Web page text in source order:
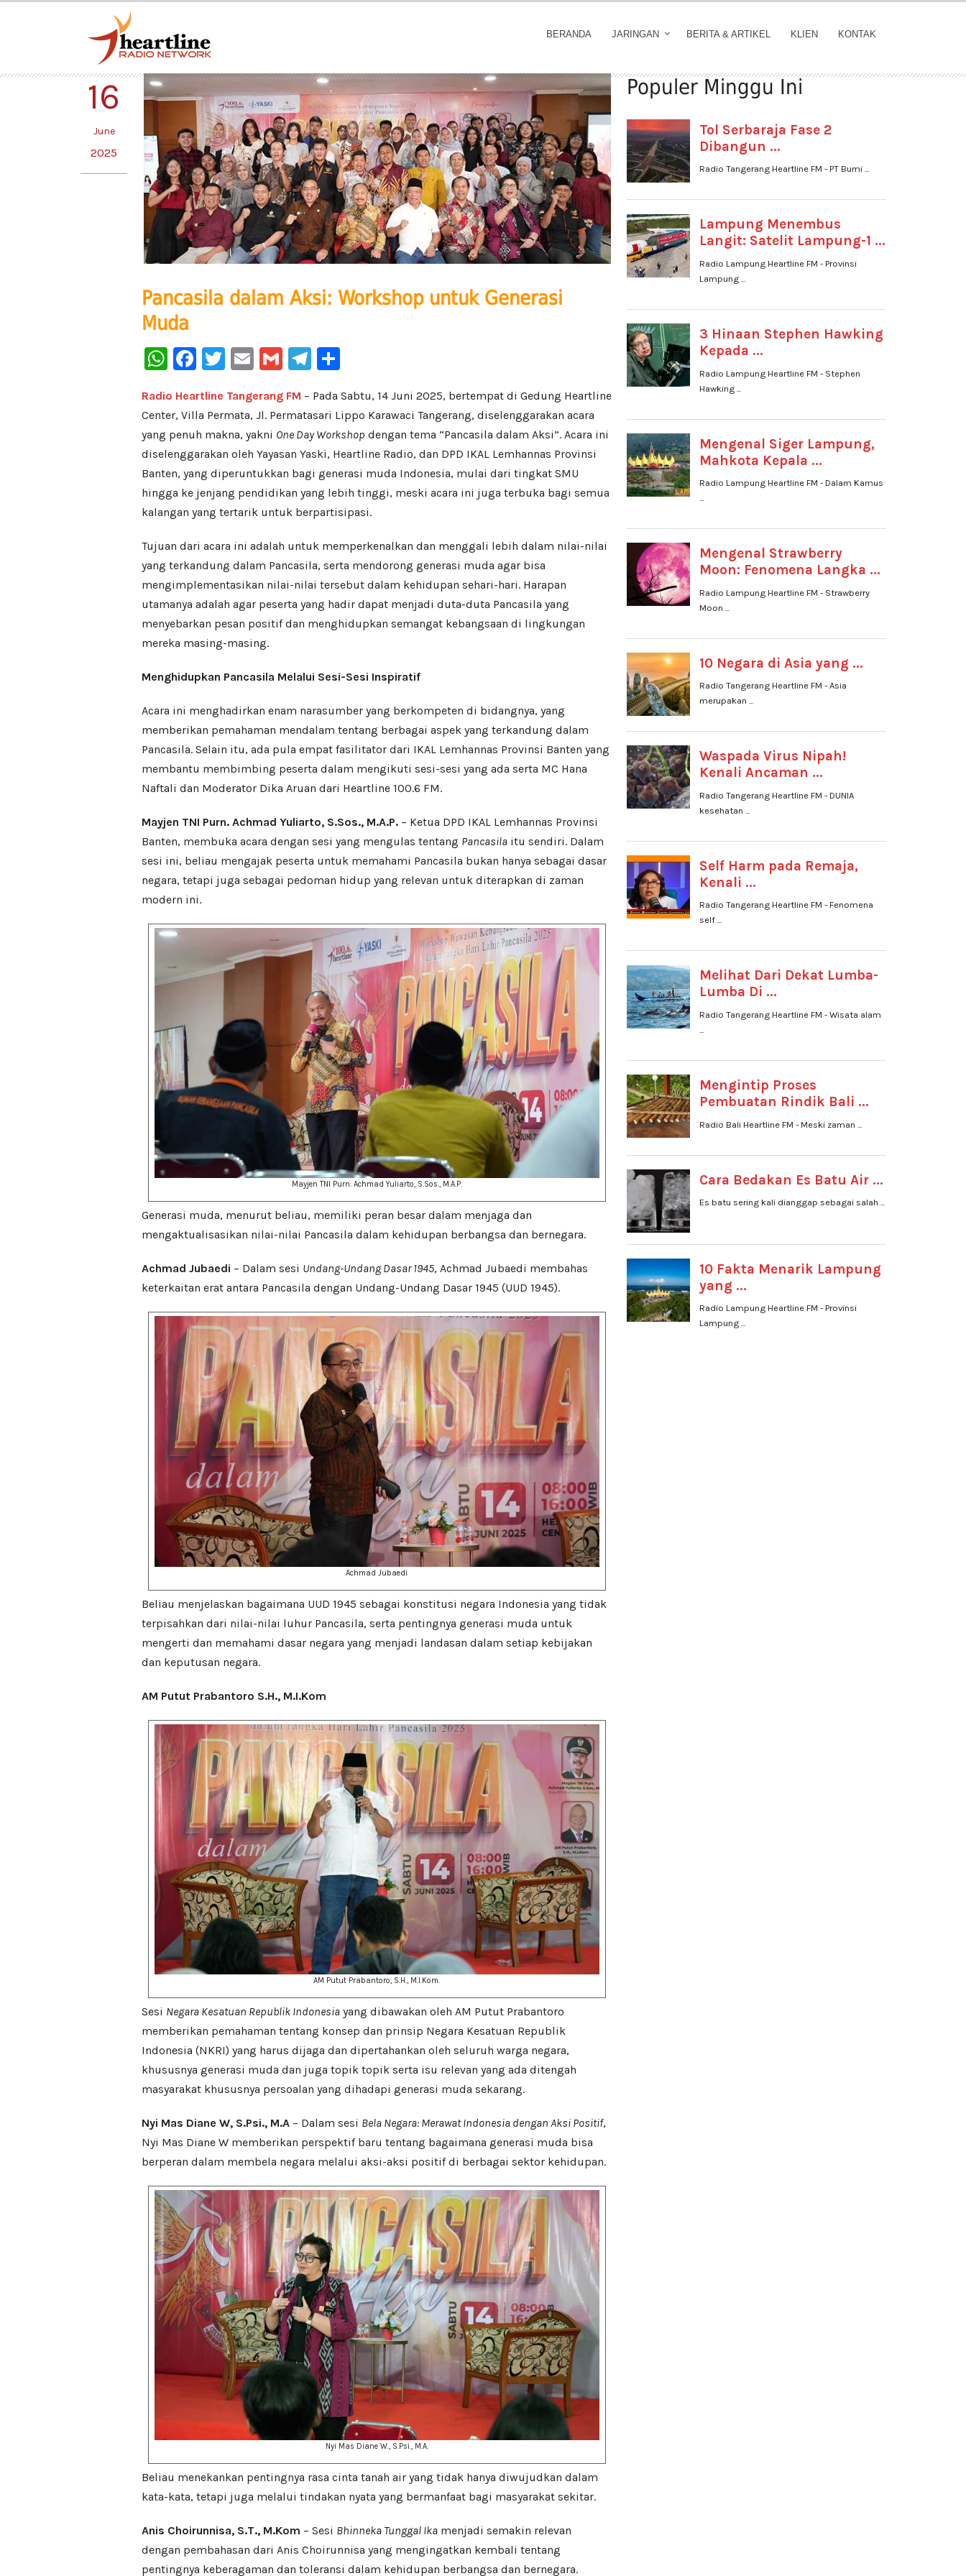
BERANDA JARINGAN BERITA & ARTIKEL KLIEN KONTAK
16
June
2025
Pancasila dalam Aksi: Workshop untuk Generasi
Muda
WhatsApp
Facebook
Twitter
EmailGmailTelegram
Radio Heartline Tangerang FM – Pada Sabtu, 14 Juni 2025, bertempat di Gedung Heartline
Center, Villa Permata, Jl. Permatasari Lippo Karawaci Tangerang, diselenggarakan acara
yang penuh makna, yakni One Day Workshop dengan tema “Pancasila dalam Aksi”. Acara ini
diselenggarakan oleh Yayasan Yaski, Heartline Radio, dan DPD IKAL Lemhannas Provinsi
Banten, yang diperuntukkan bagi generasi muda Indonesia, mulai dari tingkat SMU
hingga ke jenjang pendidikan yang lebih tinggi, meski acara ini juga terbuka bagi semua
kalangan yang tertarik untuk berpartisipasi.
Tujuan dari acara ini adalah untuk memperkenalkan dan menggali lebih dalam nilai-nilai
yang terkandung dalam Pancasila, serta mendorong generasi muda agar bisa
mengimplementasikan nilai-nilai tersebut dalam kehidupan sehari-hari. Harapan
utamanya adalah agar peserta yang hadir dapat menjadi duta-duta Pancasila yang
menyebarkan pesan positif dan menghidupkan semangat kebangsaan di lingkungan
mereka masing-masing.
Menghidupkan Pancasila Melalui Sesi-Sesi Inspiratif
Acara ini menghadirkan enam narasumber yang berkompeten di bidangnya, yang
memberikan pemahaman mendalam tentang berbagai aspek yang terkandung dalam
Pancasila. Selain itu, ada pula empat fasilitator dari IKAL Lemhannas Provinsi Banten yang
membantu membimbing peserta dalam mengikuti sesi-sesi yang ada serta MC Hana
Naftali dan Moderator Dika Aruan dari Heartline 100.6 FM.
Mayjen TNI Purn. Achmad Yuliarto, S.Sos., M.A.P. – Ketua DPD IKAL Lemhannas Provinsi
Banten, membuka acara dengan sesi yang mengulas tentang Pancasila itu sendiri. Dalam
sesi ini, beliau mengajak peserta untuk memahami Pancasila bukan hanya sebagai dasar
negara, tetapi juga sebagai pedoman hidup yang relevan untuk diterapkan di zaman
modern ini.
Mayjen TNI Purn. Achmad Yuliarto, S.Sos., M.A.P.
Generasi muda, menurut beliau, memiliki peran besar dalam menjaga dan
mengaktualisasikan nilai-nilai Pancasila dalam kehidupan berbangsa dan bernegara.
Achmad Jubaedi – Dalam sesi Undang-Undang Dasar 1945, Achmad Jubaedi membahas
keterkaitan erat antara Pancasila dengan Undang-Undang Dasar 1945 (UUD 1945).
Achmad Jubaedi
Beliau menjelaskan bagaimana UUD 1945 sebagai konstitusi negara Indonesia yang tidak
terpisahkan dari nilai-nilai luhur Pancasila, serta pentingnya generasi muda untuk
mengerti dan memahami dasar negara yang menjadi landasan dalam setiap kebijakan
dan keputusan negara.
AM Putut Prabantoro S.H., M.I.Kom
AM Putut Prabantoro, S.H., M.I.Kom.
Sesi Negara Kesatuan Republik Indonesia yang dibawakan oleh AM Putut Prabantoro
memberikan pemahaman tentang konsep dan prinsip Negara Kesatuan Republik
Indonesia (NKRI) yang harus dijaga dan dipertahankan oleh seluruh warga negara,
khususnya generasi muda dan juga topik topik serta isu relevan yang ada ditengah
masyarakat khususnya persoalan yang dihadapi generasi muda sekarang.
Nyi Mas Diane W, S.Psi., M.A – Dalam sesi Bela Negara: Merawat Indonesia dengan Aksi Positif,
Nyi Mas Diane W memberikan perspektif baru tentang bagaimana generasi muda bisa
berperan dalam membela negara melalui aksi-aksi positif di berbagai sektor kehidupan.
Nyi Mas Diane W., S.Psi., M.A.
Beliau menekankan pentingnya rasa cinta tanah air yang tidak hanya diwujudkan dalam
kata-kata, tetapi juga melalui tindakan nyata yang bermanfaat bagi masyarakat sekitar.
Anis Choirunnisa, S.T., M.Kom – Sesi Bhinneka Tunggal Ika menjadi semakin relevan
dengan pembahasan dari Anis Choirunnisa yang mengingatkan kembali tentang
pentingnya keberagaman dan toleransi dalam kehidupan berbangsa dan bernegara.
Populer Minggu Ini